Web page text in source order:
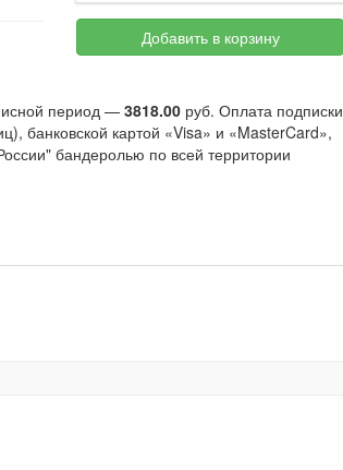
Добавить в корзину
период — 3818.00 руб. Оплата подписки
банковской картой «Visa» и «MasterCard»,
бандеролью по всей территории